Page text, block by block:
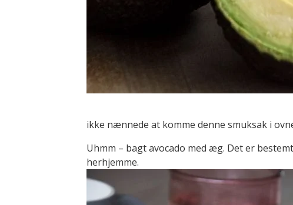
ikke nænnede at komme denne smuksak i
Uhmm – bagt avocado med æg. Det er
herhjemme.